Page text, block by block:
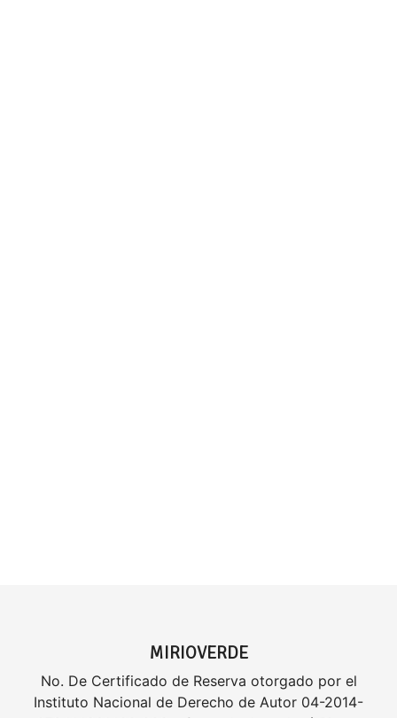
MIRIOVERDE
No. De Certificado de Reserva otorgado por el
Instituto Nacional de Derecho de Autor 04-2014-